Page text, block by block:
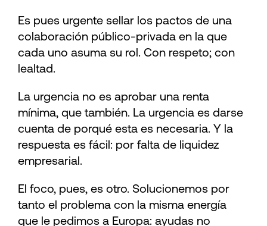
Es pues urgente sellar los pactos de una
colaboración público-privada en la que
cada uno asuma su rol. Con respeto; con
lealtad.
La urgencia no es aprobar una renta
mínima, que también. La urgencia es darse
cuenta de porqué esta es necesaria. Y la
respuesta es fácil: por falta de liquidez
empresarial.
El foco, pues, es otro. Solucionemos por
tanto el problema con la misma energía
que le pedimos a Europa: ayudas no